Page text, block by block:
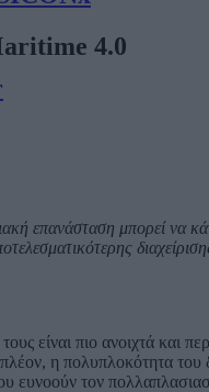
4.0
επανάσταση μπορεί να
είναι πιο ανοιχτά και
η πολυπλοκότητα του
ευνοούν τον